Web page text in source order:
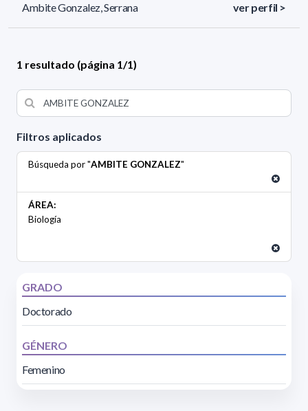
Filtros aplicados
Búsqueda por "AMBITE GONZALEZ"
ÁREA:
Biología
GRADO
Doctorado
GÉNERO
Femenino
Ambite Gonzalez, Serrana ver perfil >
1 resultado (página 1/1)